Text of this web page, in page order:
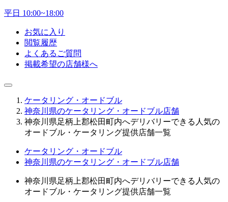
平日 10:00~18:00
お気に入り
閲覧履歴
よくあるご質問
掲載希望の店舗様へ
ケータリング・オードブル
神奈川県のケータリング・オードブル店舗
神奈川県足柄上郡松田町内へデリバリーできる人気の
オードブル・ケータリング提供店舗一覧
ケータリング・オードブル
神奈川県のケータリング・オードブル店舗
神奈川県足柄上郡松田町内へデリバリーできる人気の
オードブル・ケータリング提供店舗一覧